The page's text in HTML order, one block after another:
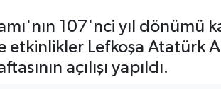
107'nci yıl dönümü
Lefkoşa Atatürk
açılışı yapıldı.